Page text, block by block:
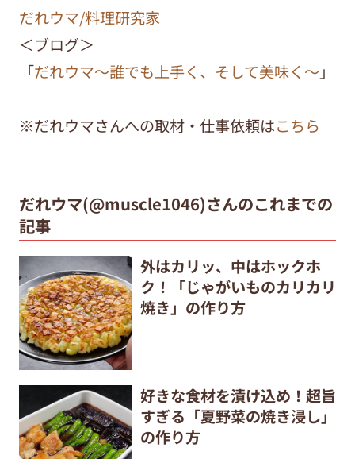
だれウマ/料理研究家
＜ブログ＞
「だれウマ～誰でも上手く、そして美味く～ 」
※だれウマさんへの取材・仕事依頼はこちら
だれウマ(@muscle1046)さんのこれまでの
記事
外はカリッ、中はホックホ
ク！「じゃがいものカリカリ
焼き」の作り方
好きな食材を漬け込め！超旨
すぎる「夏野菜の焼き浸し」
の作り方